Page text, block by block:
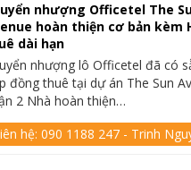
nhượng Officetel The
hoàn thiện cơ bản kèm
dài hạn
nhượng lô Officetel đã có
đồng thuê tại dự án The Sun
2 Nhà hoàn thiện…
hệ:090 1188 247 - Trinh